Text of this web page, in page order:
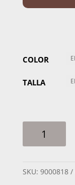
COLOR
TALLA
HOMBRE
HEXAGONOS
SKU: 9000818